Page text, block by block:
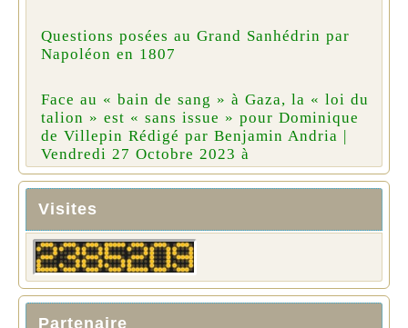
Questions posées au Grand Sanhédrin par
Napoléon en 1807
Face au « bain de sang » à Gaza, la « loi du
talion » est « sans issue » pour Dominique
de Villepin Rédigé par Benjamin Andria |
Vendredi 27 Octobre 2023 à
Visites
Partenaire